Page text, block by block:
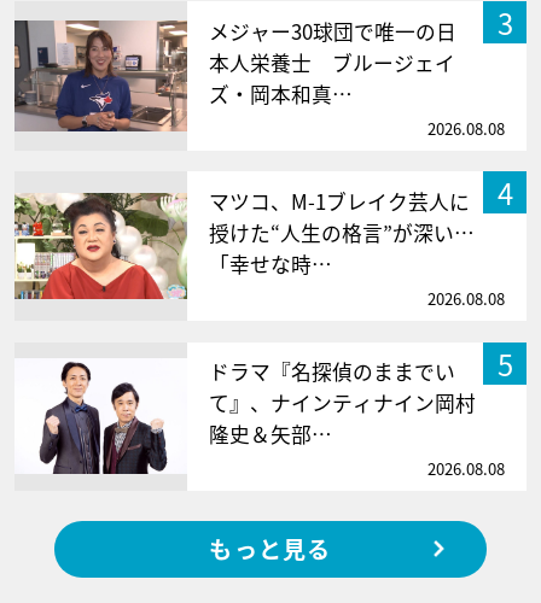
3
メジャー30球団で唯一の日
本人栄養士 ブルージェイ
ズ・岡本和真…
2026.08.08
4
マツコ、M-1ブレイク芸人に
授けた“人生の格言”が深い…
「幸せな時…
2026.08.08
5
ドラマ『名探偵のままでい
て』、ナインティナイン岡村
隆史＆矢部…
2026.08.08
もっと見る